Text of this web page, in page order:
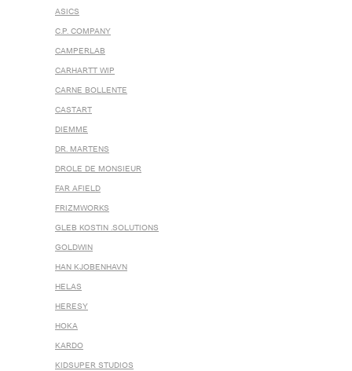
ASICS
C.P. COMPANY
CAMPERLAB
CARHARTT WIP
CARNE BOLLENTE
CASTART
DIEMME
DR. MARTENS
DROLE DE MONSIEUR
FAR AFIELD
FRIZMWORKS
GLEB KOSTIN .SOLUTIONS
GOLDWIN
HAN KJOBENHAVN
HELAS
HERESY
HOKA
KARDO
KIDSUPER STUDIOS